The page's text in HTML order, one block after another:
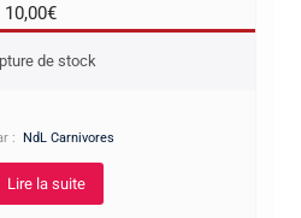
10,00€
de stock
: NdL Carnivores
Lire la suite